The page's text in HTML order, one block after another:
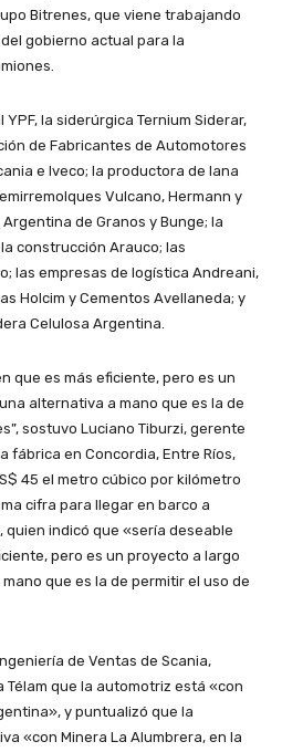
Bitrenes, que viene trabajando
gobierno actual para la
la siderúrgica Ternium Siderar,
de Fabricantes de Automotores
e Iveco; la productora de lana
Vulcano, Hermann y
de Granos y Bunge; la
construcción Arauco; las
las empresas de logística Andreani,
Holcim y Cementos Avellaneda; y
Celulosa Argentina.
que es más eficiente, pero es un
alternativa a mano que es la de
sostuvo Luciano Tiburzi, gerente
fábrica en Concordia, Entre Ríos,
45 el metro cúbico por kilómetro
cifra para llegar en barco a
quien indicó que «sería deseable
pero es un proyecto a largo
que es la de permitir el uso de
de Ventas de Scania,
Télam que la automotriz está «con
y puntualizó que la
«con Minera La Alumbrera, en la